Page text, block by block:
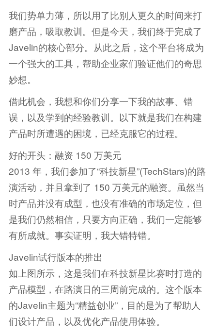
我们势单力薄，所以用了比别人更久的时间来打
磨产品，吸取教训。但是今天，我们终于完成了
Javelin的核心部分。从此之后，这个平台将成为
一个强大的工具，帮助企业家们验证他们的奇思
妙想。
借此机会，我想和你们分享一下我的故事、错
误，以及学到的经验教训。以下就是我们在构建
产品时所遭遇的困境，已经克服它的过程。
好的开头：融资 150 万美元
2013 年，我们参加了“科技新星”(TechStars)的路
演活动，并且拿到了 150 万美元的融资。虽然当
时产品并没有成型，也没有准确的市场定位，但
是我们仍然相信，只要方向正确，我们一定能够
有所成就。事实证明，我大错特错。
Javelin试行版本的推出
如上图所示，这是我们在科技新星比赛时打造的
产品模型，在路演日的三周前完成的。这个版本
的Javelin主题为“精益创业”，目的是为了帮助人
们设计产品，以及优化产品使用体验。